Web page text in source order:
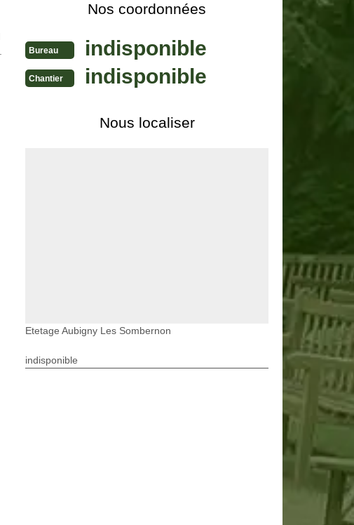
Nos coordonnées
Bureau indisponible
Chantier indisponible
Nous localiser
Etetage Aubigny Les Sombernon
indisponible